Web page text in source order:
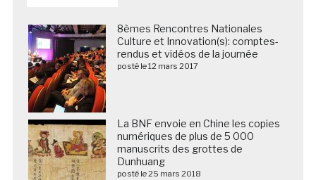
8èmes Rencontres Nationales
Culture et Innovation(s): comptes-
rendus et vidéos de la journée
posté le 12 mars 2017
La BNF envoie en Chine les copies
numériques de plus de 5 000
manuscrits des grottes de
Dunhuang
posté le 25 mars 2018